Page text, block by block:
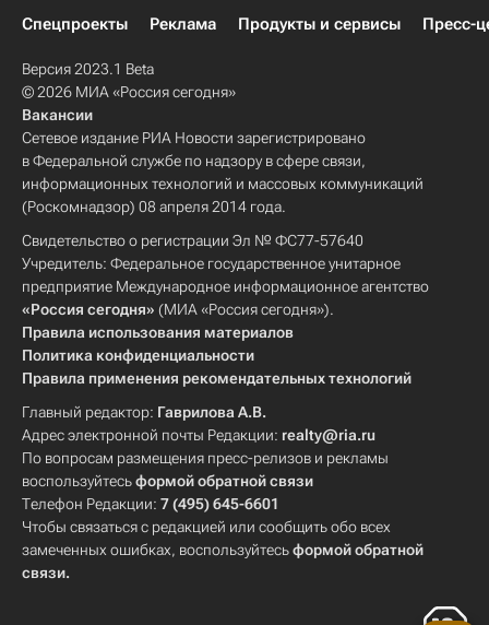
Спецпроекты
Реклама Продукты и сервисы Пресс-
Версия 2023.1 Beta
© 2026 МИА «Россия сегодня»
Вакансии
Сетевое издание РИА Новости зарегистрировано
в Федеральной службе по надзору в сфере связи,
информационных технологий и массовых коммуникаций
(Роскомнадзор) 08 апреля 2014 года.
Свидетельство о регистрации Эл № ФС77-57640
Учредитель: Федеральное государственное унитарное
предприятие Международное информационное агентство
«Россия сегодня» (МИА «Россия сегодня»).
Правила использования материалов
Политика конфиденциальности
Правила применения рекомендательных технологий
Главный редактор: Гаврилова А.В.
Адрес электронной почты Редакции: realty@ria.ru
По вопросам размещения пресс-релизов и рекламы
воспользуйтесьформой обратной связи
Телефон Редакции: 7 (495) 645-6601
Чтобы связаться с редакцией или сообщить обо всех
замеченных ошибках, воспользуйтесьформой обратной
связи.